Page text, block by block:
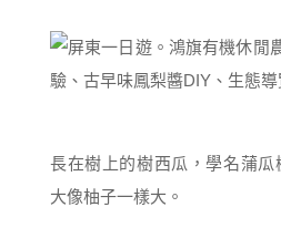
長在樹上的樹西瓜，學名蒲
大像柚子一樣大。